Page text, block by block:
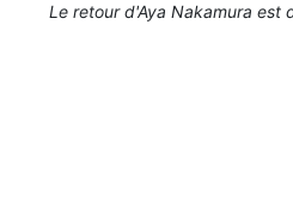
Le retour d'Aya Nakamura est